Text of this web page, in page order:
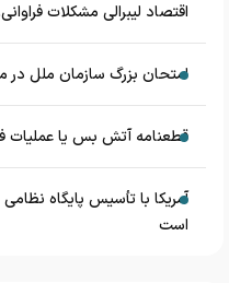
اقتصاد لیبرالی مشکلات
امتحان بزرگ سازمان ملل
قطعنامه آتش بس یا عملیات
آمریکا با تأسیس پایگاه
است